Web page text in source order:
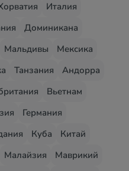
Италия
Доминикана
Мальдивы
Мексика
Танзания
Андорра
Вьетнам
Германия
Куба
Китай
Малайзия
Маврикий